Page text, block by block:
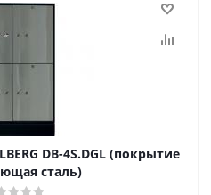
DB-4S.DGL (покрытие
сталь)